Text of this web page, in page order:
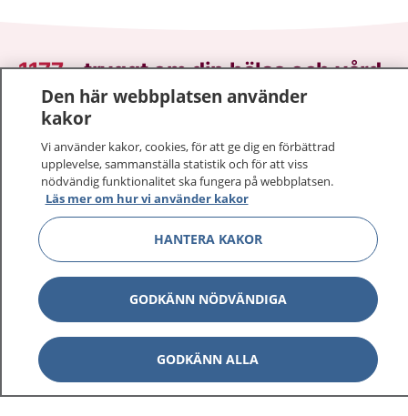
1177–tryggt om din hälsa och vård
På 1177.se får du råd om hälsa och information om
Logga in för att läsa din journal och göra dina
vårdärenden. Ring telefonnummer 1177 för
sjukvårdsrådgivning dygnet runt.
1177 ger dig råd när du vill må bättre.
1177 på flera språk Visa
Om 1177 Visa
Den här webbplatsen använder
kakor
Vi använder kakor, cookies, för att ge dig en förbättrad
upplevelse, sammanställa statistik och för att viss
nödvändig funktionalitet ska fungera på webbplatsen.
Läs mer om hur vi använder kakor
HANTERA KAKOR
GODKÄNN NÖDVÄNDIGA
GODKÄNN ALLA